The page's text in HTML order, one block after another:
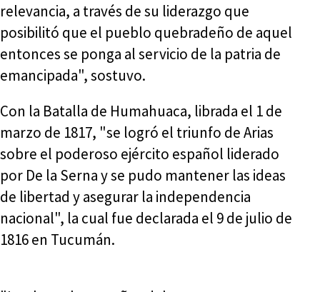
relevancia, a través de su liderazgo que
posibilitó que el pueblo quebradeño de aquel
entonces se ponga al servicio de la patria de
emancipada", sostuvo.
Con la Batalla de Humahuaca, librada el 1 de
marzo de 1817, "se logró el triunfo de Arias
sobre el poderoso ejército español liderado
por De la Serna y se pudo mantener las ideas
de libertad y asegurar la independencia
nacional", la cual fue declarada el 9 de julio de
1816 en Tucumán.